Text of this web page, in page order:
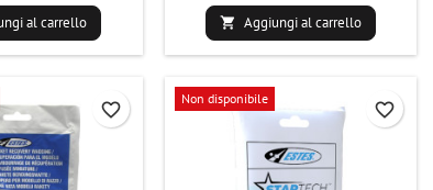
al carrello  Aggiungi al carrello
favorite_border
Non disponibile
favorite_border